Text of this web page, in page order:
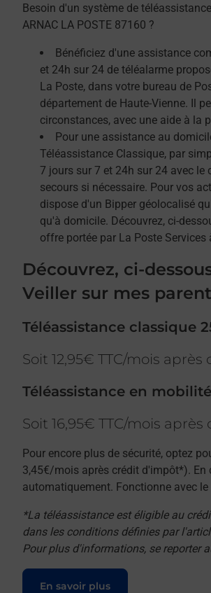
Besoin d'un système de
ARNAC LA POSTE 87160 ?
Bénéficiez d'une assistance
et 24h sur 24 de téléalarme
La Poste, dans votre bureau de
département de Haute-Vienne. Il
circonstances, avec une aide à la
Pour une assistance au
Téléassistance Classique, par
7 jours sur 7 et 24h sur 24 avec
secours si nécessaire. Pour vos
dispose d'un Bipper géolocalisé
qu'à domicile. Découvrez, ci-
offre portée par La Poste Services
Découvrez, ci-
Veiller sur mes
Téléassistance classique
Soit 12,95€ TTC/mois
Téléassistance en
Soit 16,95€ TTC/mois
Pour encore plus de sécurité, optez
3,45€/mois après crédit d'impôt*). En
automatiquement. Fonctionne avec
*La téléassistance est éligible au
dans les conditions définies par
Pour plus d'informations, se reporter
En savoir plus
Le lien s'ouvre dans un nouvel onglet